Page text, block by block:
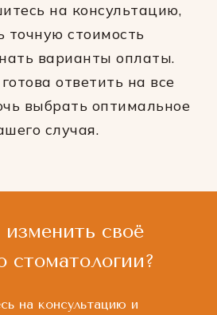
на консультацию,
точную стоимость
варианты оплаты.
ответить на все
выбрать оптимальное
случая.
изменить своё
стоматологии?
на консультацию и